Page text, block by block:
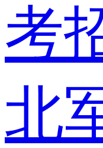
考
北